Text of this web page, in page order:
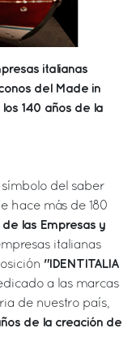
italianas
del Made in
140 años de la
símbolo del saber
hace más de 180
de las Empresas y
italianas
"IDENTITALIA
a las marcas
de nuestro país,
de la creación de